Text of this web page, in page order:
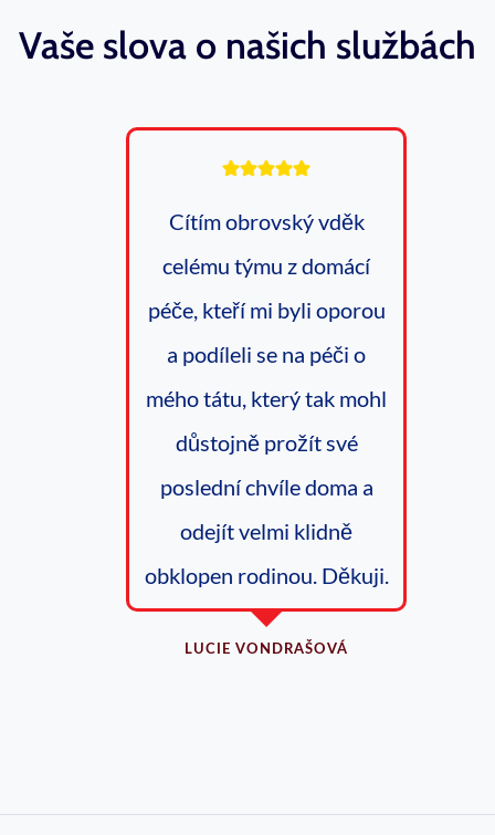
Vaše slova o našich službách
Cítím obrovský vděk
celému týmu z domácí
péče, kteří mi byli oporou
a podíleli se na péči o
mého tátu, který tak mohl
důstojně prožít své
poslední chvíle doma a
odejít velmi klidně
obklopen rodinou. Děkuji.
LUCIE VONDRAŠOVÁ